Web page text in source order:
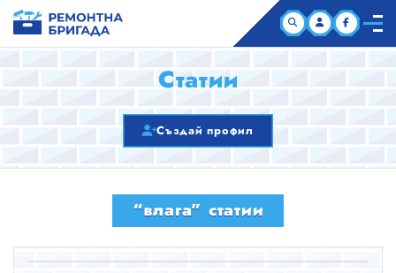
НАЧАЛО
КОМПАНИИ
ЗА НАС
Статии
Създай профил
“влага” статии